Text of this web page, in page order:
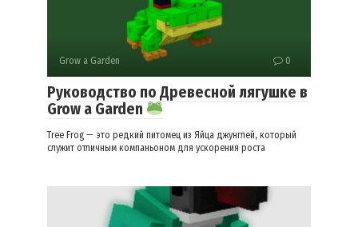
Grow a Garden 0
Руководство по Древесной лягушке в
Grow a Garden
Tree Frog — это редкий питомец из Яйца джунглей, который
служит отличным компаньоном для ускорения роста